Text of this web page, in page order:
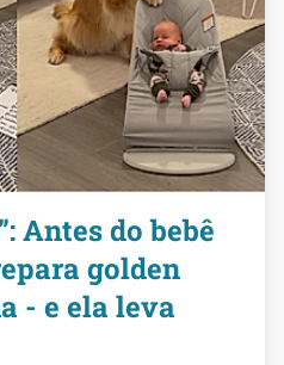
Antes do bebê
golden
- e ela leva